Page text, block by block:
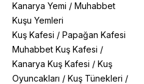
Kanarya Yemi / Muhabbet
Kuşu Yemleri
Kuş Kafesi / Papağan Kafesi
Muhabbet Kuş Kafesi /
Kanarya Kuş Kafesi / Kuş
Oyuncakları / Kuş Tünekleri /